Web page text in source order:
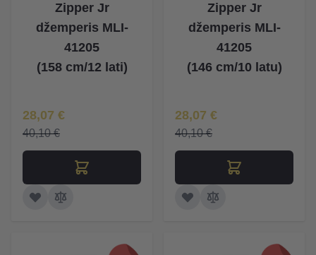
Zipper Jr
džemperis MLI-
41205
(158 cm/12 lati)
Īpaša Cena
28,07 €
40,10 €
Zipper Jr
džemperis MLI-
41205
(146 cm/10 latu)
Īpaša Cena
28,07 €
40,10 €